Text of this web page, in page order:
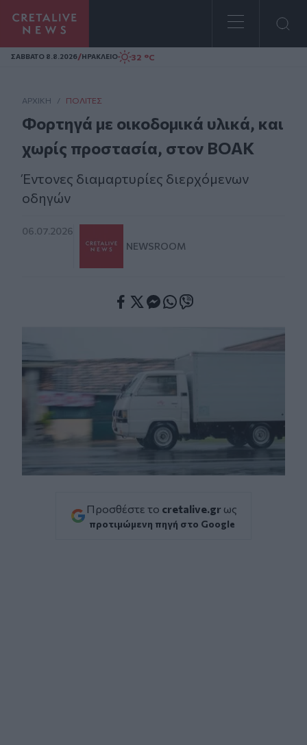
Homepage
ΣAΒΒΑΤΟ 8.8.2026/ΗΡΑΚΛΕΙΟ 32 °C
ΑΡΧΙΚΗ / ΠΟΛΊΤΕΣ
Φορτηγά με οικοδομικά υλικά, και
χωρίς προστασία, στον ΒΟΑΚ
Έντονες διαμαρτυρίες διερχόμενων
οδηγών
06.07.2026
NEWSROOM
Προσθέστε το cretalive.gr ως
προτιμώμενη πηγή στο Google